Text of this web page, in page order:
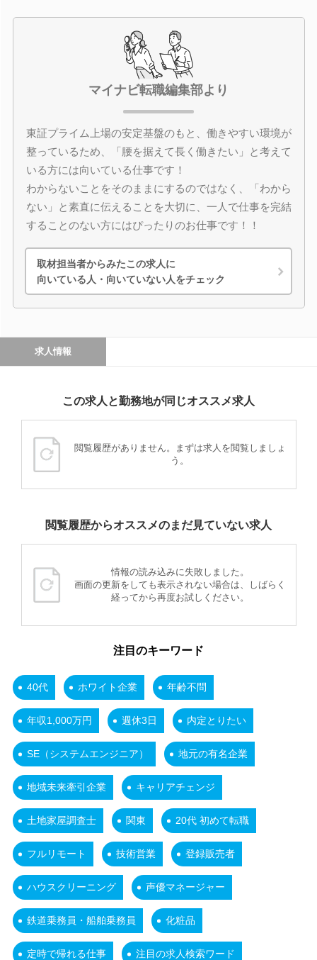
マイナビ転職編集部より
東証プライム上場の安定基盤のもと、働きやすい環境が
整っているため、「腰を据えて長く働きたい」と考えて
いる方には向いている仕事です！
わからないことをそのままにするのではなく、「わから
ない」と素直に伝えることを大切に、一人で仕事を完結
することのない方にはぴったりのお仕事です！！
取材担当者からみたこの求人に
向いている人・向いていない人をチェック
求人情報
この求人と勤務地が同じオススメ求人
閲覧履歴がありません。まずは求人を閲覧しましょ
う。
閲覧履歴からオススメのまだ見ていない求人
情報の読み込みに失敗しました。
画面の更新をしても表示されない場合は、しばらく
経ってから再度お試しください。
注目のキーワード
40代 ホワイト企業 年齢不問
年収1,000万円 週休3日 内定とりたい
SE（システムエンジニア） 地元の有名企業
地域未来牽引企業 キャリアチェンジ
土地家屋調査士 関東 20代 初めて転職
フルリモート 技術営業 登録販売者
ハウスクリーニング 声優マネージャー
鉄道乗務員・船舶乗務員 化粧品
定時で帰れる仕事 注目の求人検索ワード